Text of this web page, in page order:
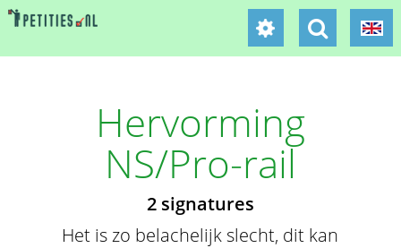
Hervorming
NS/Pro-rail
2 signatures
Het is zo belachelijk slecht, dit kan